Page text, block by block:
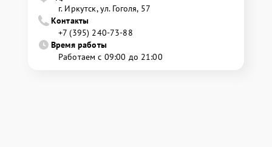
г. Иркутск, ул. ​Гоголя, 57
Контакты
+7 (395) 240-73-88
Время работы
Работаем с 09:00 до 21:00